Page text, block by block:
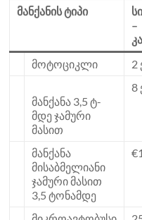
მანქანის ტიპი
–
მოტოციკლი 2
მანქანა 3,5 ტ-
მდე ჯამური
მასით
8
მანქანა
მისაბმელიანი
ჯამური მასით
3,5 ტონამდე